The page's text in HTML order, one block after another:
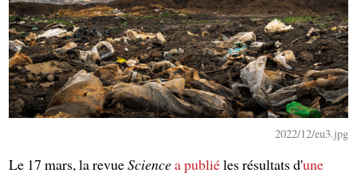
2022/12/eu3.jpg
Le 17 mars, la revueSciencea publiéles résultats d'une